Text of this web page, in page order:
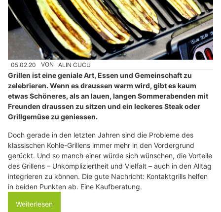
05.02.20 VON ALIN CUCU
Grillen ist eine geniale Art, Essen und Gemeinschaft zu
zelebrieren. Wenn es draussen warm wird, gibt es kaum
etwas Schöneres, als an lauen, langen Sommerabenden mit
Freunden draussen zu sitzen und ein leckeres Steak oder
Grillgemüse zu geniessen.
Doch gerade in den letzten Jahren sind die Probleme des
klassischen Kohle-Grillens immer mehr in den Vordergrund
gerückt. Und so manch einer würde sich wünschen, die Vorteile
des Grillens – Unkompliziertheit und Vielfalt – auch in den Alltag
integrieren zu können. Die gute Nachricht: Kontaktgrills helfen
in beiden Punkten ab. Eine Kaufberatung.
Weiterlesen